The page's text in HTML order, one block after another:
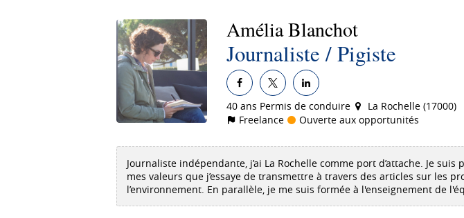
AméliaBlanchot
Journaliste / Pigiste
40 ans Permis de conduire
La Rochelle (17000)
Freelance
Ouverte aux opportunités
Journaliste indépendante, j’ai La Rochelle comme port d’attache. Je
mes valeurs que j’essaye de transmettre à travers des articles sur les
l’environnement. En parallèle, je me suis formée à l'enseignement de